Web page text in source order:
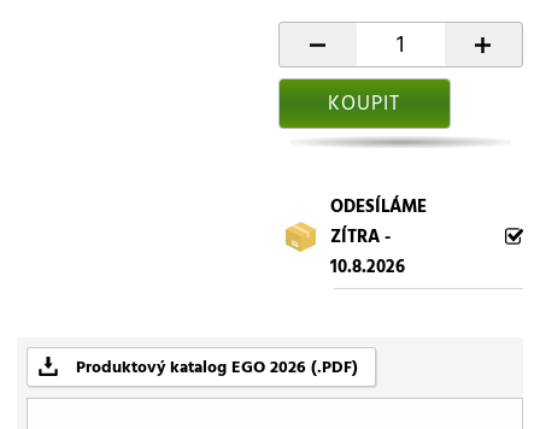
- +
KOUPIT
ODESÍLÁME
ZÍTRA -
10.8.2026
Produktový katalog EGO 2026 (.PDF)